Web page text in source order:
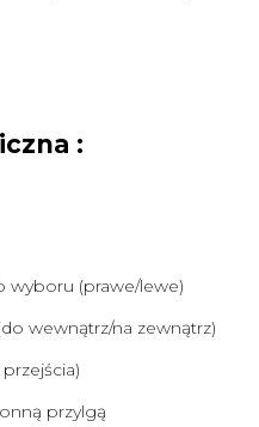
:
wyboru (prawe/lewe)
wewnątrz/na zewnątrz)
przylgą